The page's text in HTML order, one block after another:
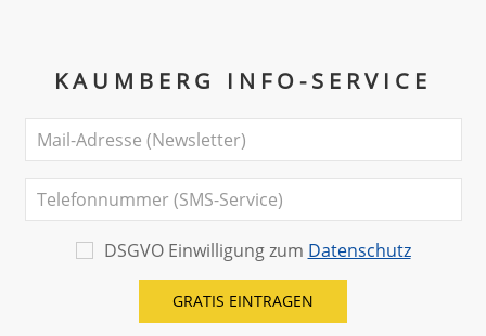
KAUMBERG INFO-SERVICE
DSGVO Einwilligung zum Datenschutz